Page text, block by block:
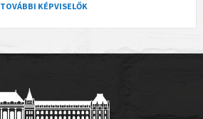
TOVÁBBI KÉPVISELŐK